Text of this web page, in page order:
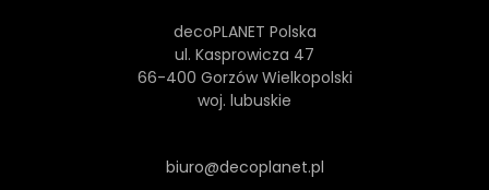
decoPLANET Polska
ul. Kasprowicza 47
66-400 Gorzów Wielkopolski
woj. lubuskie
biuro@decoplanet.pl